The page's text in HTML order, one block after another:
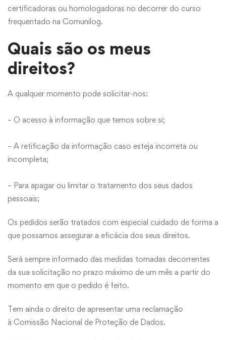
certificadoras ou homologadoras no decorrer do curso
frequentado na Comunilog.
Quais são os meus
direitos?
A qualquer momento pode solicitar-nos:
– O acesso à informação que temos sobre si;
– A retificação da informação caso esteja incorreta ou
incompleta;
– Para apagar ou limitar o tratamento dos seus dados
pessoais;
Os pedidos serão tratados com especial cuidado de forma a
que possamos assegurar a eficácia dos seus direitos.
Será sempre informado das medidas tomadas decorrentes
da sua solicitação no prazo máximo de um mês a partir do
momento em que o pedido é feito.
Tem ainda o direito de apresentar uma reclamação
à Comissão Nacional de Proteção de Dados.